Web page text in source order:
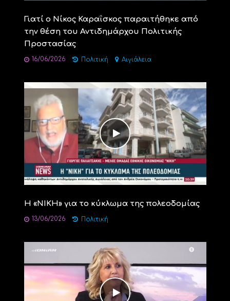
Γιατί ο Νίκος Καραΐσκος παραιτήθηκε από
την θέση του Αντιδημάρχου Πολιτικής
Προστασίας
16/06/2026 Πολιτική Αιγιάλεια
Η «ΝΙΚΗ» για το κύκλωμα της πολεοδομίας
13/06/2026 Πολιτική